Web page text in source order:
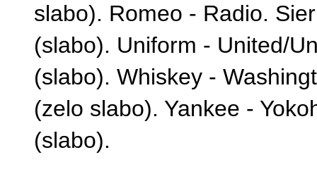
slabo). Romeo - Radio.
(slabo). Uniform - United/
(slabo). Whiskey -
(zelo slabo). Yankee -
(slabo).